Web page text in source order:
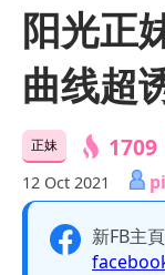
阳光正
曲线超
正妹 1709
12 Oct 2021
新FB主頁